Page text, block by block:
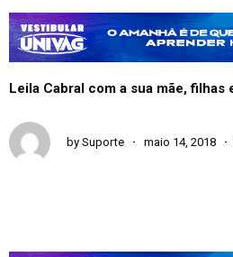
Leila Cabral com a sua mãe, filhas
by Suporte maio 14, 2018